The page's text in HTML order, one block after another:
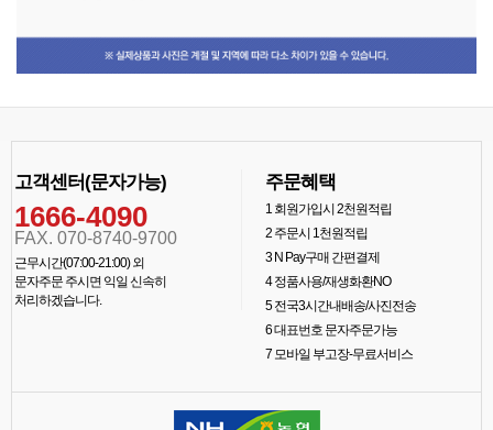
고객센터(문자가능)
1666-4090
FAX. 070-8740-9700
근무시간(07:00-21:00) 외
문자주문 주시면 익일 신속히
처리하겠습니다.
주문혜택
1회원가입시 2천원적립
2주문시 1천원적립
3N Pay구매 간편결제
4정품사용/재생화환NO
5전국3시간내배송/사진전송
6대표번호 문자주문가능
7모바일 부고장-무료서비스